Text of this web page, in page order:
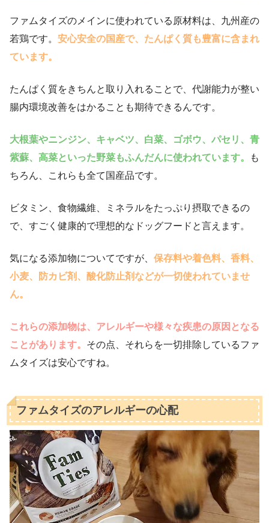
ファムタイズのメインに使われている原材料は、九州産の
若鶏です。 安心安全の国産で、たんぱく質も豊富に含まれ
ています。
たんぱく質をきちんと取り入れることで、代謝能力が整い
腸内環境改善をはかることも期待できるんです。
大根葉やニンジン、キャベツ、白菜、ゴボウ、パセリ、青
紫蘇、高菜といった野菜もふんだんに使われています。
も
ちろん、これらも全て国産品です。
ビタミン、食物繊維、ミネラルをたっぷり摂取できるの
で、すごく健康的で理想的なドッグフードと言えます。
気になる添加物についてですが、 保存料や着色料、香料、
小麦、防カビ剤、酸化防止剤などが一切使われていませ
ん。
これらの添加物は、アレルギーや様々な疾患の原因となる
ことがあります。 その点、それらを一切排除しているファ
ムタイズは安心ですね。
ファムタイズのアレルギーの心配